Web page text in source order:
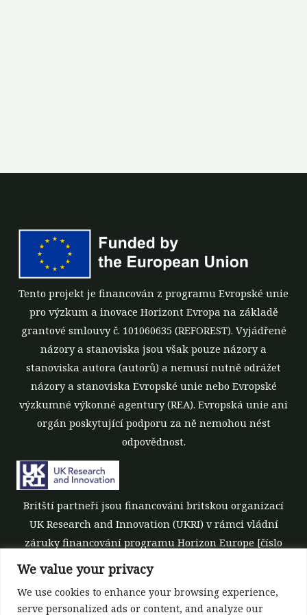
We value your privacy
We use cookies to enhance your browsing experience,
serve personalized ads or content, and analyze our
Tento projekt je financován z programu Evropské unie
pro výzkum a inovace Horizont Evropa na základě
grantové smlouvy č. 101060635 (REFOREST). Vyjádřené
názory a stanoviska jsou však pouze názory a
stanoviska autora (autorů) a nemusí nutně odrážet
názory a stanoviska Evropské unie nebo Evropské
výzkumné výkonné agentury (REA). Evropská unie ani
orgán poskytující podporu za ně nemohou nést
odpovědnost.
Britští partneři jsou financováni britskou organizací
UK Research and Innovation (UKRI) v rámci vládní
záruky financování programu Horizon Europe [číslo
grantu 10039700].